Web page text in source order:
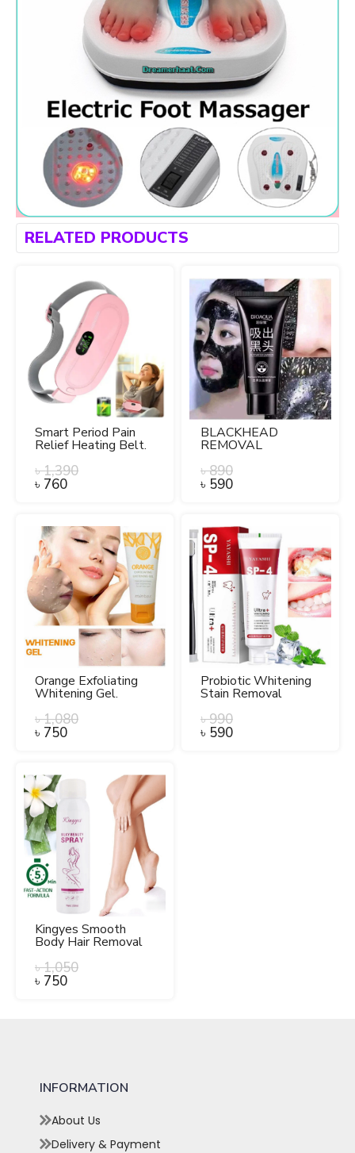
RELATED PRODUCTS
Smart Period Pain
Relief Heating Belt.
৳1,390
৳ 760
BLACKHEAD
REMOVAL
MASK.
৳890
৳ 590
Orange Exfoliating
Whitening Gel.
৳1,080
৳ 750
Probiotic Whitening
Stain Removal
৳990
৳ 590
Kingyes Smooth
Body Hair Removal
Women.
৳1,050
৳ 750
INFORMATION
About Us
Delivery & Payment